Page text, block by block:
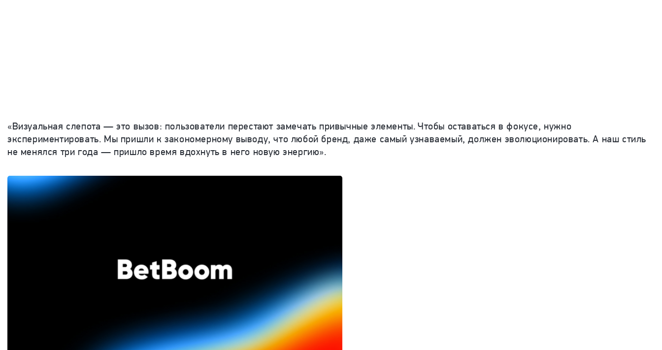
«Визуальная слепота — это вызов: пользователи перестают замечать привычные элементы. Чтобы оставаться в фокусе, нужно
экспериментировать. Мы пришли к закономерному выводу, что любой бренд, даже самый узнаваемый, должен эволюционировать. А наш стиль
не менялся три года — пришло время вдохнуть в него новую энергию».